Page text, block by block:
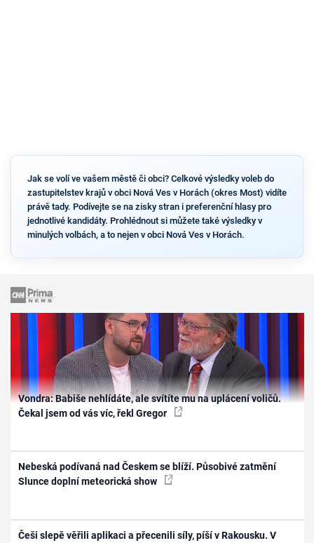
Jak se volí ve vašem městě či obci? Celkové výsledky voleb do
zastupitelstev krajů v obci Nová Ves v Horách (okres Most) vidíte
právě tady. Podívejte se na zisky stran i preferenční hlasy pro
jednotlivé kandidáty. Prohlédnout si můžete také výsledky v
minulých volbách, a to nejen v obci Nová Ves v Horách.
Vondra: Babiše nehlídáte, ale svítíte mu na uplácení voličů.
Čekal jsem od vás víc, řekl Gregor
Nebeská podívaná nad Českem se blíží. Působivé zatmění
Slunce doplní meteorická show
Češi slepě věřili aplikaci a přecenili síly, píší v Rakousku. V